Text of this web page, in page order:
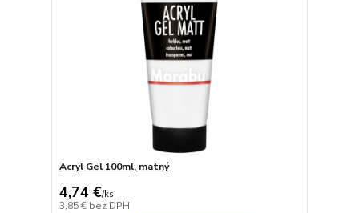
Acryl Gel 100ml, matný
4,74 €/ks
3,85 € bez DPH